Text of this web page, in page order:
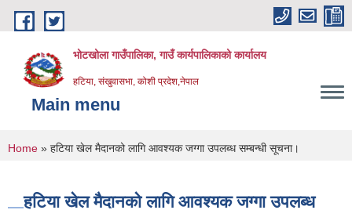
Skip to main content
भोटखोला गाउँपालिका, गाउँ कार्यपालिकाको कार्यालय
हटिया, संखुवासभा, कोशी प्रदेश,नेपाल
Main menu
You are here
Home » हटिया खेल मैदानको लागि आवश्यक जग्गा उपलब्ध सम्बन्धी सूचना।
हटिया खेल मैदानको लागि आवश्यक जग्गा उपलब्ध